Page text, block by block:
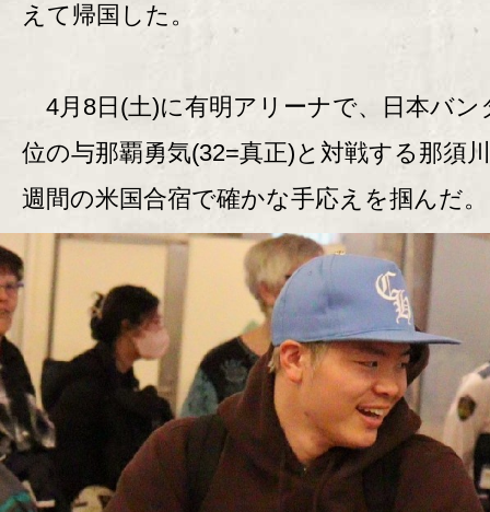
えて帰国した。
4月8日(土)に有明アリーナで、日本バン
位の与那覇勇気(32=真正)と対戦する那須
週間の米国合宿で確かな手応えを掴んだ。